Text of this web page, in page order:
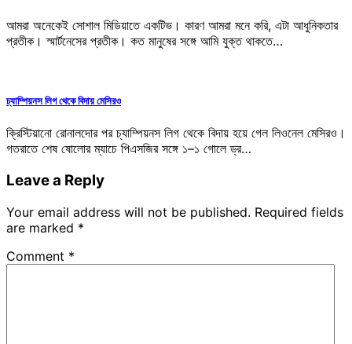
আমরা অনেকেই সোশাল মিডিয়াতে একটিভ। কারণ আমরা মনে করি, এটা আধুনিকতার
প্রতীক। স্মার্টনেসের প্রতীক। কত মানুষের সঙ্গে আমি যুক্ত থাকতে…
চ্যাম্পিয়নস লিগ থেকে বিদায় মেসিরও
ক্রিস্টিয়ানো রোনালদোর পর চ্যাম্পিয়নস লিগ থেকে বিদায় হয়ে গেল লিওনেল মেসিরও।
গতরাতে শেষ ষোলোর ম্যাচে পিএসজির সঙ্গে ১–১ গোলে ড্র…
Leave a Reply
Your email address will not be published. Required fields
are marked *
Comment *